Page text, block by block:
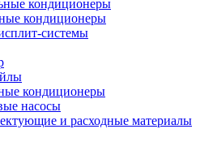
кондиционеры
кондиционеры
системы
кондиционеры
насосы
и расходные материалы